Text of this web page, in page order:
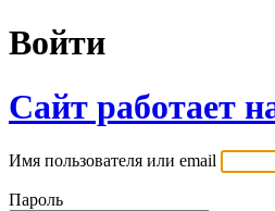
Войти
Сайт работает
Имя пользователя или email
Пароль